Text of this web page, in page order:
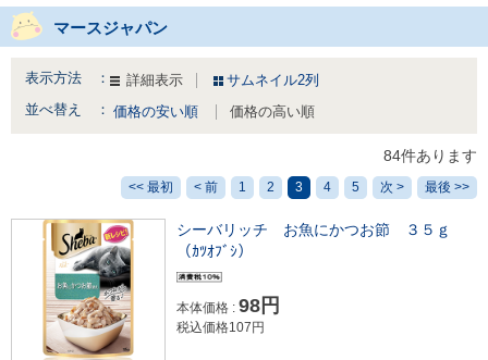
マースジャパン
表示方法 ： 詳細表示
サムネイル2列
並べ替え ： 価格の安い順 価格の高い順
84件あります
<< 最初 < 前 1 2 3 4 5 次 > 最後 >>
シーバリッチ お魚にかつお節 ３５ｇ
（ｶﾂｵﾌﾞｼ）
本体価格 : 98円
税込価格107円